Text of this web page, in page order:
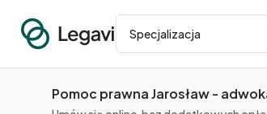
Specjalizacja
Pomoc prawna Jarosław -